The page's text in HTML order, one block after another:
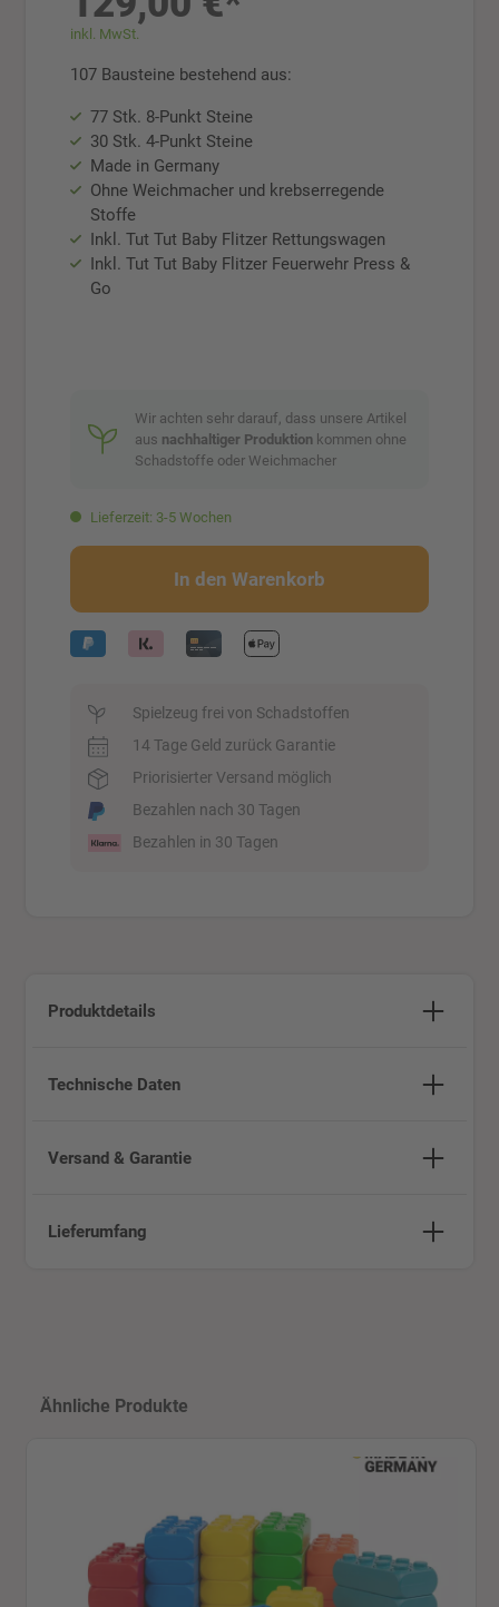
inkl. MwSt.
107 Bausteine bestehend aus:
77 Stk. 8-Punkt Steine
30 Stk. 4-Punkt Steine
Made in Germany
Ohne Weichmacher und krebserregende
Stoffe
Inkl. Tut Tut Baby Flitzer Rettungswagen
Inkl. Tut Tut Baby Flitzer Feuerwehr Press &
Go
Wir achten sehr darauf, dass unsere Artikel
aus nachhaltiger Produktionkommen ohne
Schadstoffe oder Weichmacher
Lieferzeit: 3-5 Wochen
In den Warenkorb
Spielzeug frei von Schadstoffen
14 Tage Geld zurück Garantie
Priorisierter Versand möglich
Bezahlen nach 30 Tagen
Bezahlen in 30 Tagen
Produktdetails
Technische Daten
Versand & Garantie
Lieferumfang
Ähnliche Produkte